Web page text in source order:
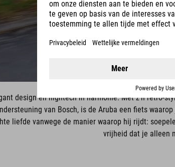
design en hightech in harmonie. Met z'n retro-
van Bosch, is de Aruba een fiets
liefde vanwege de manier waarop hij rijdt:
vrijheid dat je alleen